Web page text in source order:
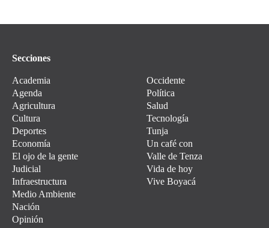
Secciones
Academia
Agenda
Agricultura
Cultura
Deportes
Economía
El ojo de la gente
Judicial
Infraestructura
Medio Ambiente
Nación
Opinión
Occidente
Política
Salud
Tecnología
Tunja
Un café con
Valle de Tenza
Vida de hoy
Vive Boyacá